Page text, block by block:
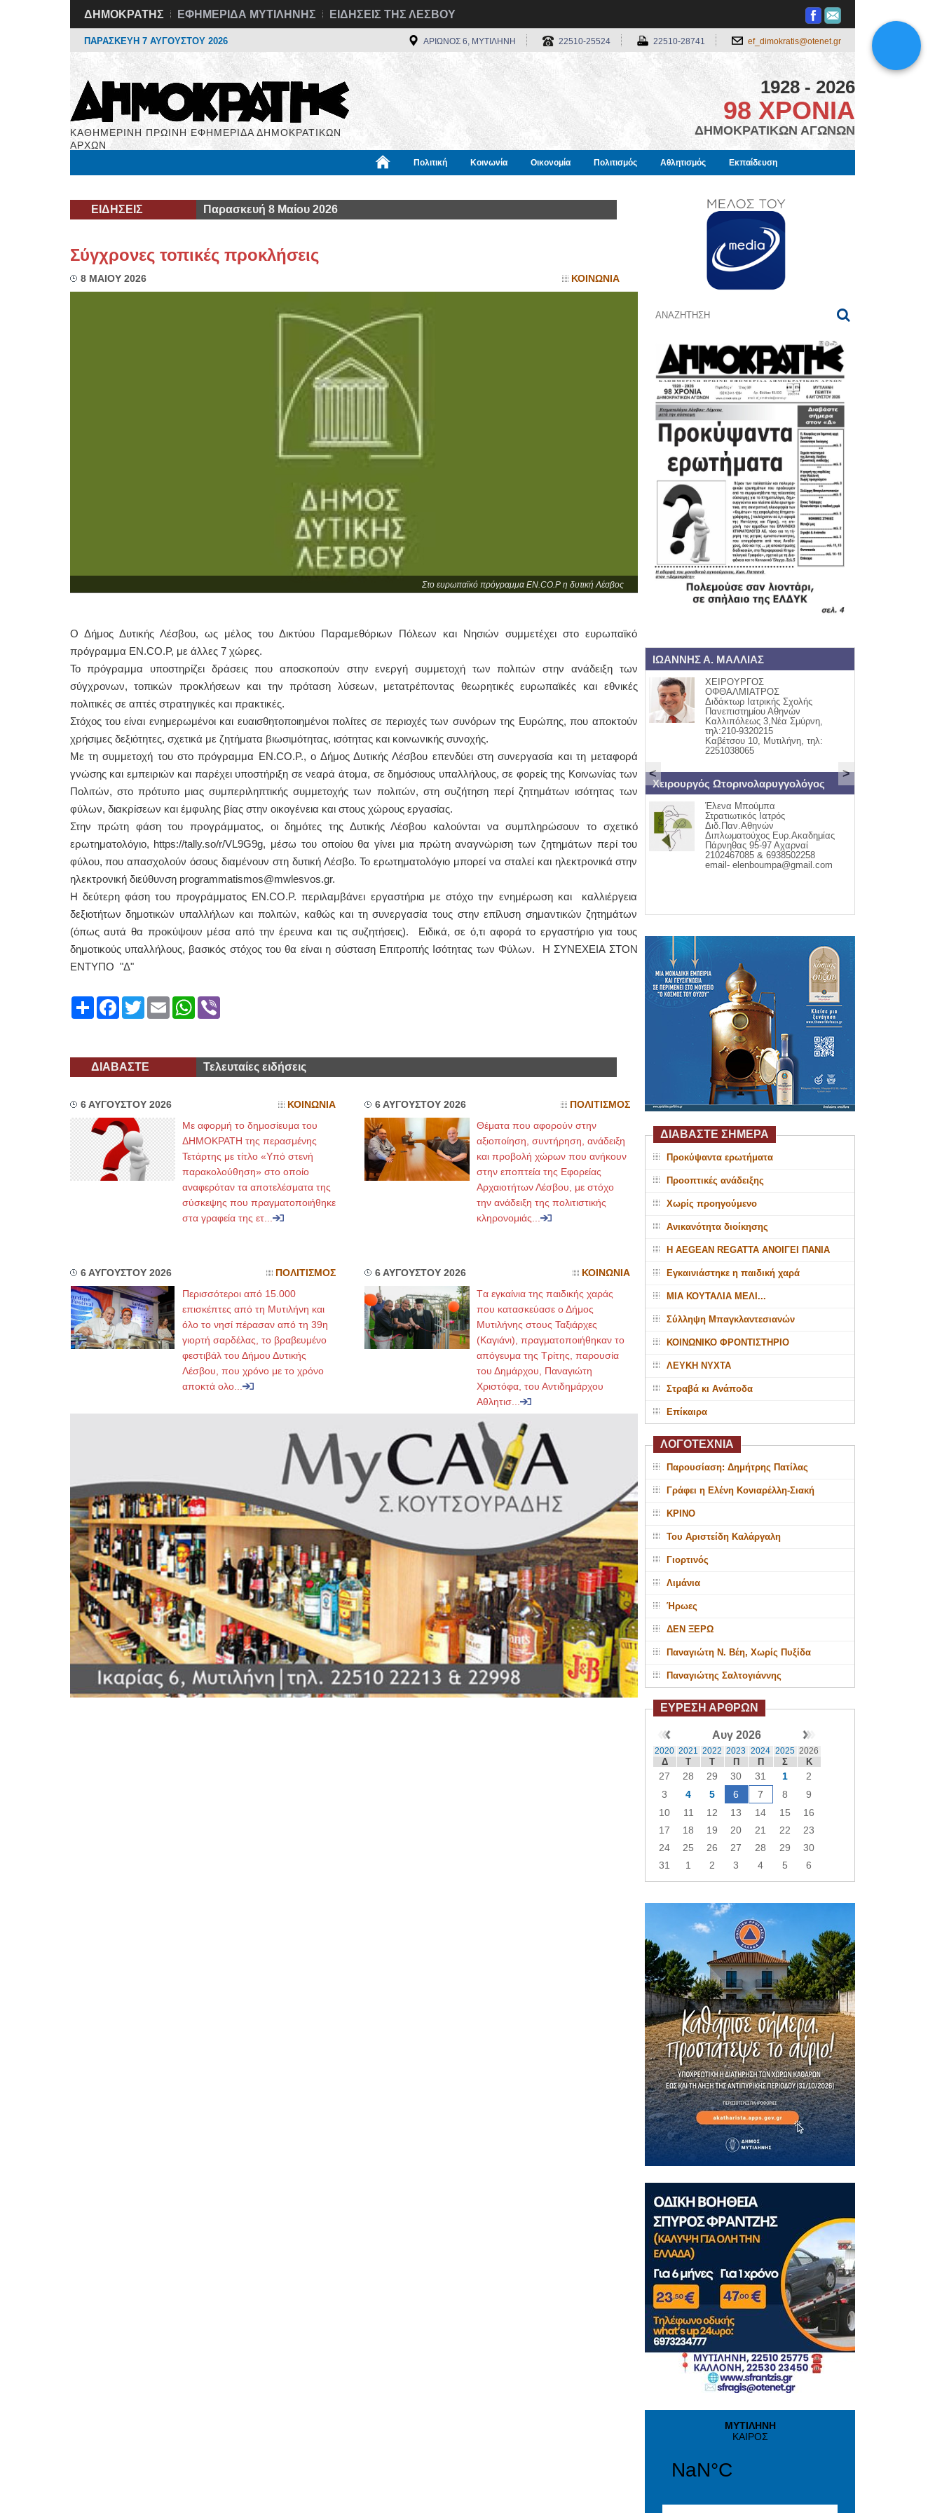
ΔΗΜΟΚΡΑΤΗΣ ΕΦΗΜΕΡΙΔΑ ΜΥΤΙΛΗΝΗΣ ΕΙΔΗΣΕΙΣ ΤΗΣ ΛΕΣΒΟΥ
ΠΑΡΑΣΚΕΥΗ 7 ΑΥΓΟΥΣΤΟΥ 2026 ΑΡΙΩΝΟΣ 6, ΜΥΤΙΛΗΝΗ 22510-25524 22510-28741 ef_dimokratis@otenet.gr
ΚΑΘΗΜΕΡΙΝΗ ΠΡΩΙΝΗ ΕΦΗΜΕΡΙΔΑ ΔΗΜΟΚΡΑΤΙΚΩΝ
ΑΡΧΩΝ
1928 - 2026
98 ΧΡΟΝΙΑ
ΔΗΜΟΚΡΑΤΙΚΩΝ ΑΓΩΝΩΝ
Πολιτική Κοινωνία Οικονομία Πολιτισμός Αθλητισμός Εκπαίδευση
ΕΙΔΗΣΕΙΣ Παρασκευή 8 Μαίου 2026
Σύγχρονες τοπικές προκλήσεις
8 ΜΑΙΟΥ 2026 ΚΟΙΝΩΝΙΑ
Στο ευρωπαϊκό πρόγραμμα EN.CO.P η δυτική Λέσβος
Ο Δήμος Δυτικής Λέσβου, ως μέλος του Δικτύου Παραμεθόριων Πόλεων και Νησιών συμμετέχει στο ευρωπαϊκό
πρόγραμμα EN.CO.P, με άλλες 7 χώρες.
Το πρόγραμμα υποστηρίζει δράσεις που αποσκοπούν στην ενεργή συμμετοχή των πολιτών στην ανάδειξη των
σύγχρονων, τοπικών προκλήσεων και την πρόταση λύσεων, μετατρέποντας θεωρητικές ευρωπαϊκές και εθνικές
πολιτικές σε απτές στρατηγικές και πρακτικές.
Στόχος του είναι ενημερωμένοι και ευαισθητοποιημένοι πολίτες σε περιοχές των συνόρων της Ευρώπης, που αποκτούν
χρήσιμες δεξιότητες, σχετικά με ζητήματα βιωσιμότητας, ισότητας και κοινωνικής συνοχής.
Με τη συμμετοχή του στο πρόγραμμα EN.CO.P., ο Δήμος Δυτικής Λέσβου επενδύει στη συνεργασία και τη μεταφορά
γνώσης και εμπειριών και παρέχει υποστήριξη σε νεαρά άτομα, σε δημόσιους υπαλλήλους, σε φορείς της Κοινωνίας των
Πολιτών, στο πρότυπο μιας συμπεριληπτικής συμμετοχής των πολιτών, στη συζήτηση περί ζητημάτων ισότητας των
φύλων, διακρίσεων και έμφυλης βίας στην οικογένεια και στους χώρους εργασίας.
Στην πρώτη φάση του προγράμματος, οι δημότες της Δυτικής Λέσβου καλούνται να συμπληρώσουν το σχετικό
ερωτηματολόγιο, https://tally.so/r/VL9G9g, μέσω του οποίου θα γίνει μια πρώτη αναγνώριση των ζητημάτων περί του
φύλου, που απασχολούν όσους διαμένουν στη δυτική Λέσβο. Το ερωτηματολόγιο μπορεί να σταλεί και ηλεκτρονικά στην
ηλεκτρονική διεύθυνση programmatismos@mwlesvos.gr.
Η δεύτερη φάση του προγράμματος ΕΝ.CO.P. περιλαμβάνει εργαστήρια με στόχο την ενημέρωση και καλλιέργεια
δεξιοτήτων δημοτικών υπαλλήλων και πολιτών, καθώς και τη συνεργασία τους στην επίλυση σημαντικών ζητημάτων
(όπως αυτά θα προκύψουν μέσα από την έρευνα και τις συζητήσεις). Ειδικά, σε ό,τι αφορά το εργαστήριο για τους
δημοτικούς υπαλλήλους, βασικός στόχος του θα είναι η σύσταση Επιτροπής Ισότητας των Φύλων. Η ΣΥΝΕΧΕΙΑ ΣΤΟΝ
ΕΝΤΥΠΟ "Δ"
ShareFacebook
TwitterEmailWhatsApp
Viber
ΔΙΑΒΑΣΤΕ Τελευταίες ειδήσεις
6 ΑΥΓΟΥΣΤΟΥ 2026 ΚΟΙΝΩΝΙΑ
Με αφορμή το δημοσίευμα του
ΔΗΜΟΚΡΑΤΗ της περασμένης
Τετάρτης με τίτλο «Υπό στενή
παρακολούθηση» στο οποίο
αναφερόταν τα αποτελέσματα της
σύσκεψης που πραγματοποιήθηκε
στα γραφεία της ετ...
6 ΑΥΓΟΥΣΤΟΥ 2026 ΠΟΛΙΤΙΣΜΟΣ
Θέματα που αφορούν στην
αξιοποίηση, συντήρηση, ανάδειξη
και προβολή χώρων που ανήκουν
στην εποπτεία της Εφορείας
Αρχαιοτήτων Λέσβου, με στόχο
την ανάδειξη της πολιτιστικής
κληρονομιάς...
6 ΑΥΓΟΥΣΤΟΥ 2026 ΠΟΛΙΤΙΣΜΟΣ
Περισσότεροι από 15.000
επισκέπτες από τη Μυτιλήνη και
όλο το νησί πέρασαν από τη 39η
γιορτή σαρδέλας, το βραβευμένο
φεστιβάλ του Δήμου Δυτικής
Λέσβου, που χρόνο με το χρόνο
αποκτά ολο...
6 ΑΥΓΟΥΣΤΟΥ 2026 ΚΟΙΝΩΝΙΑ
Tα εγκαίνια της παιδικής χαράς
που κατασκεύασε ο Δήμος
Μυτιλήνης στους Ταξιάρχες
(Καγιάνι), πραγματοποιήθηκαν το
απόγευμα της Τρίτης, παρουσία
του Δημάρχου, Παναγιώτη
Χριστόφα, του Αντιδημάρχου
Αθλητισ...
>
<
ΚΩΝΣΤΑΝΤΙΝΟΣ Ε. ΑΡΩΝΗΣ
Holter πίεσης και ρυθμού
Μυτιλήνη Βουρνάζων 2
aroniskos@gmail.com
Φυσικοθεραπεύτρια Manual Therapist
ΑΤΕΙ Θεσσαλονίκης-PAMP
Σύμβαση με ΕΟΠΥΥ
Ασκληπιού 39 Χρυσομαλλούσα
Μυτιλήνη
τηλ. 22510-54898- 6977957180
ΙΩΑΝΝΗΣ Α. ΜΑΛΛΙΑΣ
ΧΕΙΡΟΥΡΓΟΣ
ΟΦΘΑΛΜΙΑΤΡΟΣ
Διδάκτωρ Ιατρικής Σχολής
Πανεπιστημίου Αθηνών
Καλλιπόλεως 3,Νέα Σμύρνη,
τηλ:210-9320215
Καβέτσου 10, Μυτιλήνη, τηλ:
2251038065
Χειρουργός Ωτορινολαρυγγολόγος
Έλενα Μπούμπα
Στρατιωτικός Ιατρός
Διδ.Παν.Αθηνών
Διπλωματούχος Ευρ.Ακαδημίας
Πάρνηθας 95-97 Αχαρναί
2102467085 & 6938502258
email- elenboumpa@gmail.com
ΔΙΑΒΑΣΤΕ ΣΗΜΕΡΑ
Προκύψαντα ερωτήματα
Προοπτικές ανάδειξης
Χωρίς προηγούμενο
Ανικανότητα διοίκησης
Η AEGEAN REGATTA ΑΝΟΙΓΕΙ ΠΑΝΙΑ
Εγκαινιάστηκε η παιδική χαρά
ΜΙΑ ΚΟΥΤΑΛΙΑ ΜΕΛΙ...
Σύλληψη Μπαγκλαντεσιανών
ΚΟΙΝΩΝΙΚΟ ΦΡΟΝΤΙΣΤΗΡΙΟ
ΛΕΥΚΗ ΝΥΧΤΑ
Στραβά κι Ανάποδα
Επίκαιρα
ΛΟΓΟΤΕΧΝΙΑ
Παρουσίαση: Δημήτρης Πατίλας
Γράφει η Ελένη Κονιαρέλλη-Σιακή
ΚΡΙΝΟ
Του Αριστείδη Καλάργαλη
Γιορτινός
Λιμάνια
Ήρωες
ΔΕΝ ΞΕΡΩ
Παναγιώτη Ν. Βέη, Χωρίς Πυξίδα
Παναγιώτης Σαλτογιάννης
ΕΥΡΕΣΗ ΑΡΘΡΩΝ
Αυγ 2026
2020 2021 2022 2023 2024 2025 2026
Δ Τ Τ Π Π Σ Κ
27 28 29 30 31 1
2
3
4 5 6 7 8
9
10
11 12 13 14 15
16
17
18 19 20 21 22
23
24
25 26 27 28 29
30
31
1 2 3 4 5 6